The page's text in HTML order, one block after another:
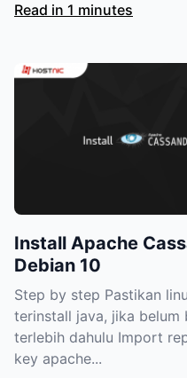
Read in 1 minutes
Install Apache
Debian 10
Step by step Pastikan
terinstall java, jika belum
terlebih dahulu Import
key apache...